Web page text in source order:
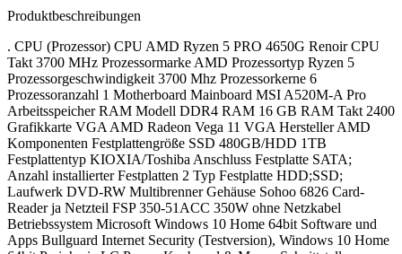
Produktbeschreibungen
. CPU (Prozessor) CPU AMD Ryzen 5 PRO 4650G Renoir CPU
Takt 3700 MHz Prozessormarke AMD Prozessortyp Ryzen 5
Prozessorgeschwindigkeit 3700 Mhz Prozessorkerne 6
Prozessoranzahl 1 Motherboard Mainboard MSI A520M-A Pro
Arbeitsspeicher RAM Modell DDR4 RAM 16 GB RAM Takt 2400
Grafikkarte VGA AMD Radeon Vega 11 VGA Hersteller AMD
Komponenten Festplattengröße SSD 480GB/HDD 1TB
Festplattentyp KIOXIA/Toshiba Anschluss Festplatte SATA;
Anzahl installierter Festplatten 2 Typ Festplatte HDD;SSD;
Laufwerk DVD-RW Multibrenner Gehäuse Sohoo 6826 Card-
Reader ja Netzteil FSP 350-51ACC 350W ohne Netzkabel
Betriebssystem Microsoft Windows 10 Home 64bit Software und
Apps Bullguard Internet Security (Testversion), Windows 10 Home